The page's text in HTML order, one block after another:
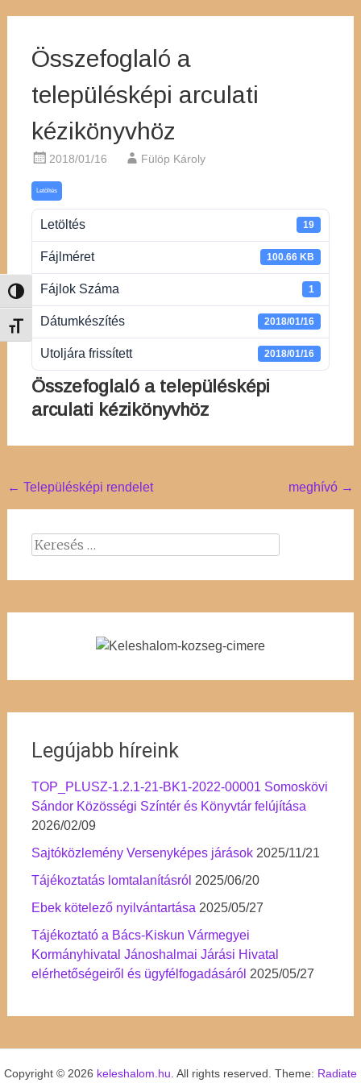
Nagy kontraszt váltása
Betűméret váltása
Összefoglaló a
településképi arculati
kézikönyvhöz
2018/01/16 Fülöp Károly
Letöltés
Letöltés 19
Fájlméret 100.66 KB
Fájlok Száma 1
Dátumkészítés 2018/01/16
Utoljára frissített 2018/01/16
Összefoglaló a településképi
arculati kézikönyvhöz
Post
navigation
← Településképi rendelet meghívó →
Keresés:
Legújabb híreink
TOP_PLUSZ-1.2.1-21-BK1-2022-00001 Somoskövi
Sándor Közösségi Színtér és Könyvtár felújítása
2026/02/09
Sajtóközlemény Versenyképes járások 2025/11/21
Tájékoztatás lomtalanításról 2025/06/20
Ebek kötelező nyilvántartása 2025/05/27
Tájékoztató a Bács-Kiskun Vármegyei
Kormányhivatal Jánoshalmai Járási Hivatal
elérhetőségeiről és ügyfélfogadásáról 2025/05/27
Copyright © 2026 keleshalom.hu . All rights reserved. Theme: Radiate